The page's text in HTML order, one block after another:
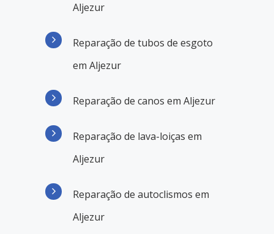
Aljezur
Reparação de tubos de esgoto
em Aljezur
Reparação de canos em Aljezur
Reparação de lava-loiças em
Aljezur
Reparação de autoclismos em
Aljezur